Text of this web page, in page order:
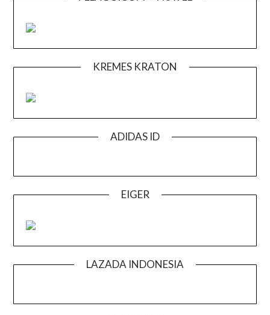
KREMES KRATON
ADIDAS ID
EIGER
LAZADA INDONESIA